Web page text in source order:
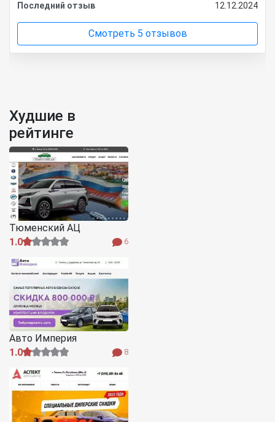
Последний отзыв
12.12.2024
Смотреть 5 отзывов
Худшие в
рейтинге
Тюменский АЦ
1.0
6
Авто Империя
1.0
8